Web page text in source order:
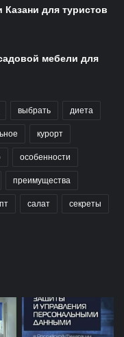
для туристов
мебели для
выбрать диета
курорт
особенности
преимущества
салат секреты